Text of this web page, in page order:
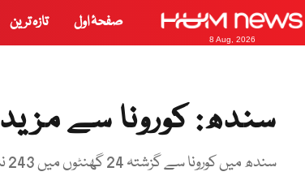
8 Aug, 2026
صفحۂ اول تازہ ترین
سندھ: کورونا سے مزید 9 افراد جاں بحق، 243 متاثر